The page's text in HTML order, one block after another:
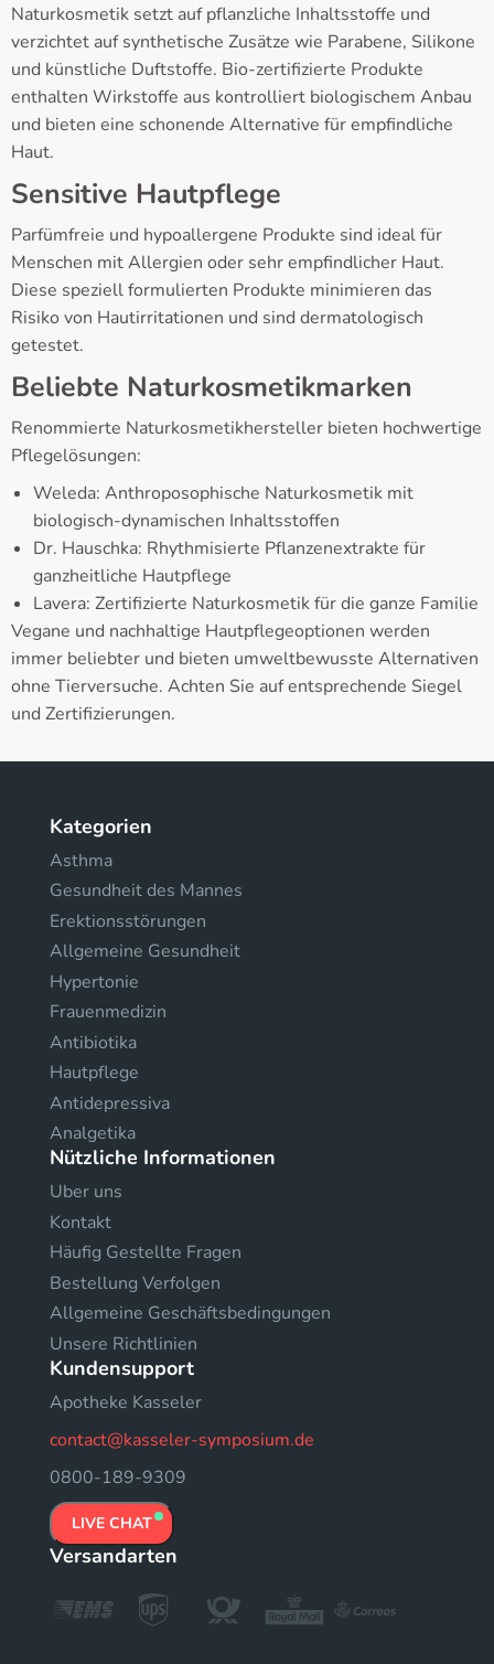
Naturkosmetik setzt auf pflanzliche Inhaltsstoffe und
verzichtet auf synthetische Zusätze wie Parabene, Silikone
und künstliche Duftstoffe. Bio-zertifizierte Produkte
enthalten Wirkstoffe aus kontrolliert biologischem Anbau
und bieten eine schonende Alternative für empfindliche
Haut.
Sensitive Hautpflege
Parfümfreie und hypoallergene Produkte sind ideal für
Menschen mit Allergien oder sehr empfindlicher Haut.
Diese speziell formulierten Produkte minimieren das
Risiko von Hautirritationen und sind dermatologisch
getestet.
Beliebte Naturkosmetikmarken
Renommierte Naturkosmetikhersteller bieten hochwertige
Pflegelösungen:
Weleda: Anthroposophische Naturkosmetik mit
biologisch-dynamischen Inhaltsstoffen
Dr. Hauschka: Rhythmisierte Pflanzenextrakte für
ganzheitliche Hautpflege
Lavera: Zertifizierte Naturkosmetik für die ganze Familie
Vegane und nachhaltige Hautpflegeoptionen werden
immer beliebter und bieten umweltbewusste Alternativen
ohne Tierversuche. Achten Sie auf entsprechende Siegel
und Zertifizierungen.
Kategorien
Asthma
Gesundheit des Mannes
Erektionsstörungen
Allgemeine Gesundheit
Hypertonie
Frauenmedizin
Antibiotika
Hautpflege
Antidepressiva
Analgetika
Nützliche Informationen
Uber uns
Kontakt
Häufig Gestellte Fragen
Bestellung Verfolgen
Allgemeine Geschäftsbedingungen
Unsere Richtlinien
Kundensupport
Apotheke Kasseler
contact@kasseler-symposium.de
0800-189-9309
LIVE CHAT
Versandarten